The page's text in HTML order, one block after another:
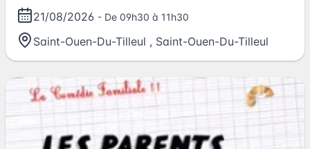
21/08/2026 - De 09h30 à 11h30
Saint-Ouen-Du-Tilleul , Saint-Ouen-Du-Tilleul